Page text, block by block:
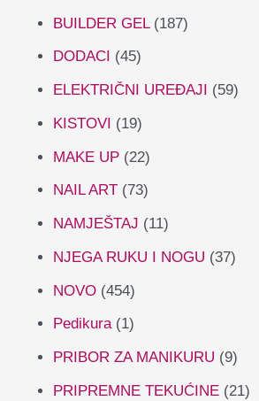
BUILDER GEL (187)
DODACI (45)
ELEKTRIČNI UREĐAJI (59)
KISTOVI (19)
MAKE UP (22)
NAIL ART (73)
NAMJEŠTAJ (11)
NJEGA RUKU I NOGU (37)
NOVO (454)
Pedikura (1)
PRIBOR ZA MANIKURU (9)
PRIPREMNE TEKUĆINE (21)